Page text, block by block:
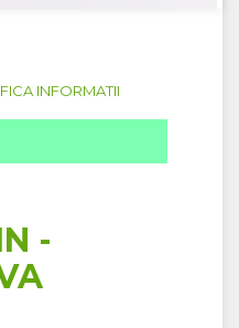
INFORMATII
-